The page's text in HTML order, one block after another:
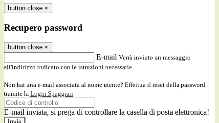
button close ×
Recupero password
button close ×
E-mail Verrà inviato un messaggio
all'indirizzo indicato con le istruzioni necessarie.
Non hai una e-mail associata al nome utente? Effettua il reset della password
tramite la Login Spaggiari
E-mail inviata, si prega di controllare la casella di posta elettronica!